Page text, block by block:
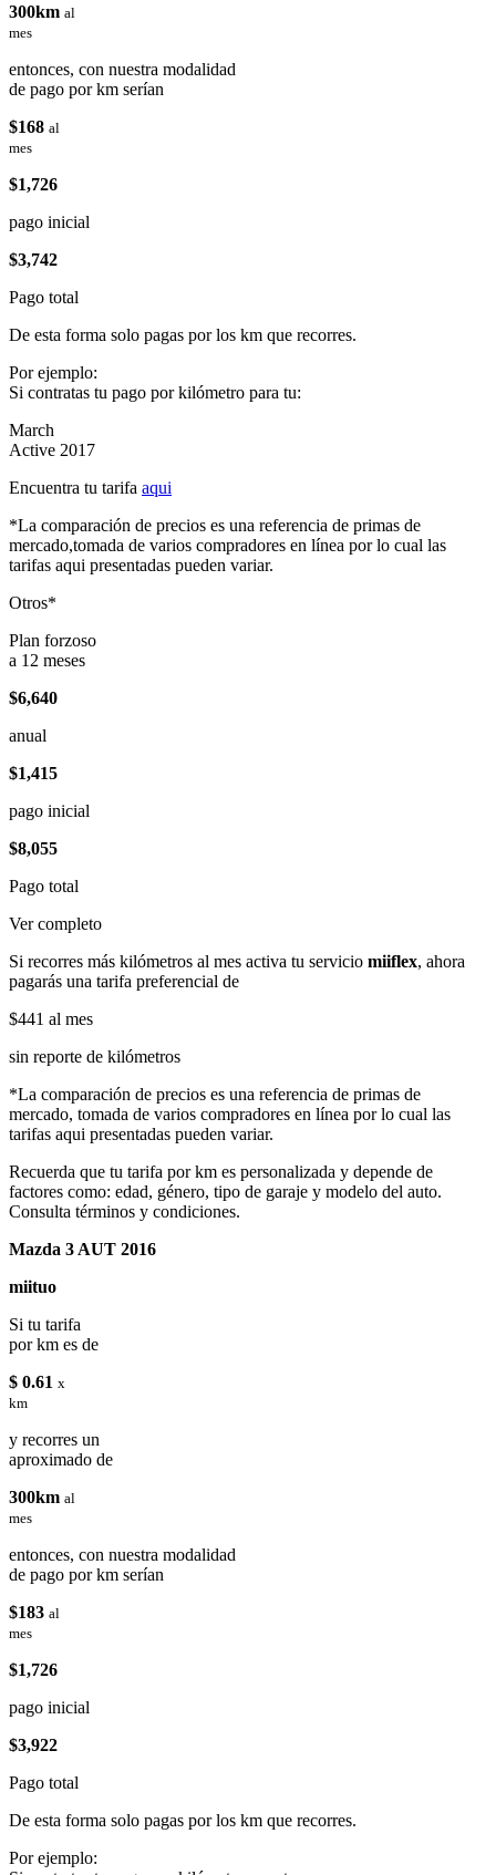
300km al
mes
entonces, con nuestra modalidad
de pago por km serían
$168 al
mes
$1,726
pago inicial
$3,742
Pago total
De esta forma solo pagas por los km que recorres.
Por ejemplo:
Si contratas tu pago por kilómetro para tu:
March
Active 2017
Encuentra tu tarifa aqui
*La comparación de precios es una referencia de primas de
mercado,tomada de varios compradores en línea por lo cual las
tarifas aqui presentadas pueden variar.
Otros*
Plan forzoso
a 12 meses
$6,640
anual
$1,415
pago inicial
$8,055
Pago total
Ver completo
Si recorres más kilómetros al mes activa tu servicio miiflex, ahora
pagarás una tarifa preferencial de
$441 al mes
sin reporte de kilómetros
*La comparación de precios es una referencia de primas de
mercado, tomada de varios compradores en línea por lo cual las
tarifas aqui presentadas pueden variar.
Recuerda que tu tarifa por km es personalizada y depende de
factores como: edad, género, tipo de garaje y modelo del auto.
Consulta términos y condiciones.
Mazda 3 AUT 2016
miituo
Si tu tarifa
por km es de
$ 0.61 x
km
y recorres un
aproximado de
300km al
mes
entonces, con nuestra modalidad
de pago por km serían
$183 al
mes
$1,726
pago inicial
$3,922
Pago total
De esta forma solo pagas por los km que recorres.
Por ejemplo: